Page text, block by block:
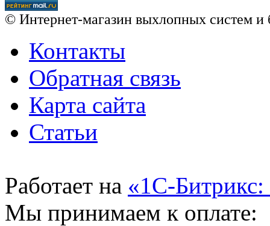
© Интернет-магазин выхлопных систем и
Контакты
Обратная связь
Карта сайта
Статьи
Работает на «1С-Битрикс:
Мы принимаем к оплате: